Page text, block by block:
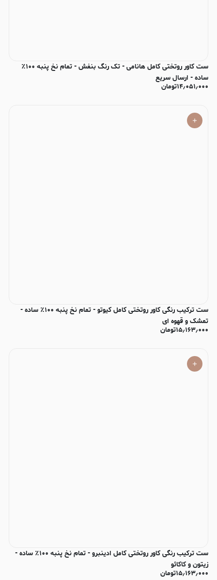
ست کاور روتختی کامل هانامی - تک رنگ بنفش - تمام نخ پنبه ۱۰۰٪
ساده - ارسال سریع
۱۴٫۰۵۱٫۰۰۰تومان
ست ترکیب رنگی کاور روتختی کامل کیوتو - تمام نخ پنبه ۱۰۰٪ ساده -
تمشک و قهوه ای
۱۵٫۱۶۳٫۰۰۰تومان
ست ترکیب رنگی کاور روتختی کامل ادینبرو - تمام نخ پنبه ۱۰۰٪ ساده -
زیتون و کاکائو
۱۵٫۱۶۳٫۰۰۰تومان